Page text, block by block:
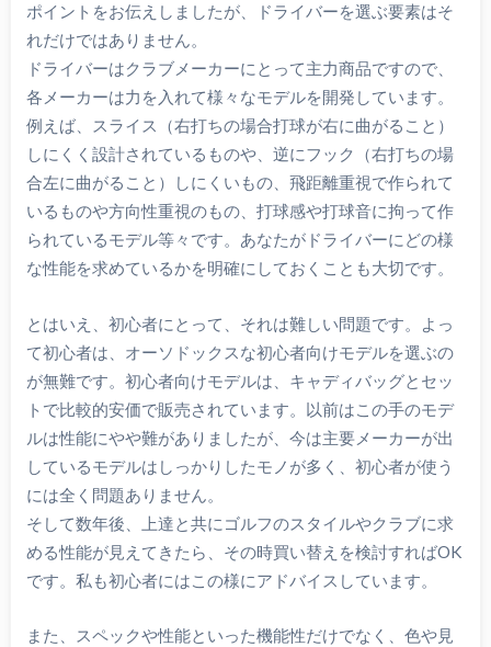
ポイントをお伝えしましたが、ドライバーを選ぶ要素はそ
れだけではありません。
ドライバーはクラブメーカーにとって主力商品ですので、
各メーカーは力を入れて様々なモデルを開発しています。
例えば、スライス（右打ちの場合打球が右に曲がること）
しにくく設計されているものや、逆にフック（右打ちの場
合左に曲がること）しにくいもの、飛距離重視で作られて
いるものや方向性重視のもの、打球感や打球音に拘って作
られているモデル等々です。あなたがドライバーにどの様
な性能を求めているかを明確にしておくことも大切です。
とはいえ、初心者にとって、それは難しい問題です。よっ
て初心者は、オーソドックスな初心者向けモデルを選ぶの
が無難です。初心者向けモデルは、キャディバッグとセッ
トで比較的安価で販売されています。以前はこの手のモデ
ルは性能にやや難がありましたが、今は主要メーカーが出
しているモデルはしっかりしたモノが多く、初心者が使う
には全く問題ありません。
そして数年後、上達と共にゴルフのスタイルやクラブに求
める性能が見えてきたら、その時買い替えを検討すればOK
です。私も初心者にはこの様にアドバイスしています。
また、スペックや性能といった機能性だけでなく、色や見